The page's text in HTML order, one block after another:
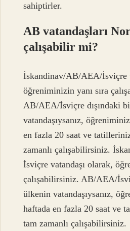
sahiptirler.
AB vatandaşları
çalışabilir mi?
İskandinav/AB/AEA/İsviçre
öğreniminizin yanı sıra
AB/AEA/İsviçre dışındaki
vatandaşıysanız,
en fazla 20 saat ve tatilleriniz
zamanlı çalışabilirsiniz.
İsviçre vatandaşı olarak,
çalışabilirsiniz. AB/AEA/
ülkenin vatandaşıysanız,
haftada en fazla 20 saat ve
tam zamanlı çalışabilirsiniz.